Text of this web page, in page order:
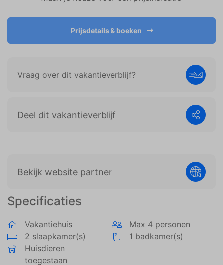
Specificaties
Vakantiehuis
Max 4 personen
2 slaapkamer(s)
1 badkamer(s)
Huisdieren
toegestaan
Prijsdetails & boeken
Vraag over dit vakantieverblijf?
Deel dit vakantieverblijf
Bekijk website partner
weergeven die zijn afgestemd op en relevant zijn
adverteerders.